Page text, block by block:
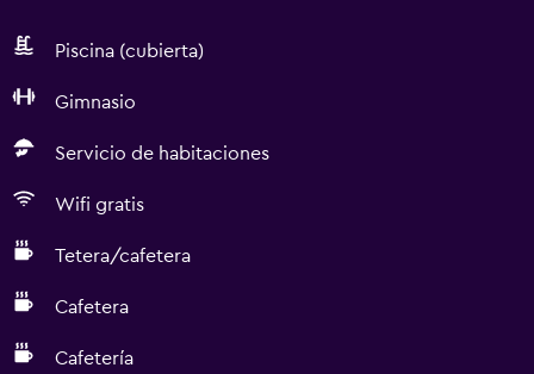
Piscina (cubierta)
Gimnasio
Servicio de habitaciones
Wifi gratis
Tetera/cafetera
Cafetera
Cafetería